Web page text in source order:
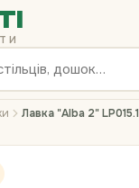
Лавка "Alba 2" LP015.1